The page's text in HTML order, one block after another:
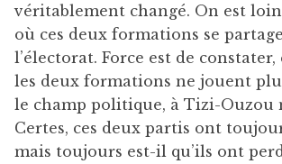
véritablement changé. On est loin
où ces deux formations se
l’électorat. Force est de constater,
les deux formations ne jouent
le champ politique, à Tizi-Ouzou
Certes, ces deux partis ont
mais toujours est-il qu’ils ont